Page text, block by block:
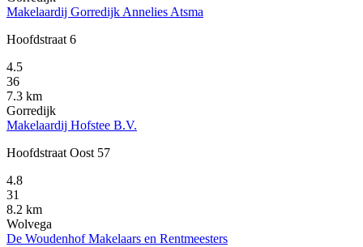
Makelaardij Gorredijk Annelies Atsma
Hoofdstraat 6
4.5
36
7.3 km
Gorredijk
Makelaardij Hofstee B.V.
Hoofdstraat Oost 57
4.8
31
8.2 km
Wolvega
De Woudenhof Makelaars en Rentmeesters